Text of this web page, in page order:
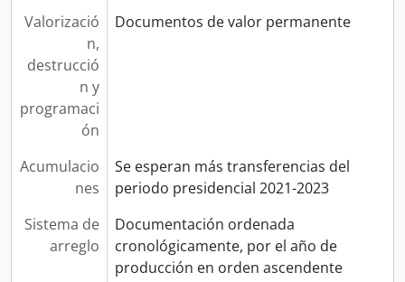
Valorizació
n,
destrucció
n y
programaci
ón
Documentos de valor permanente
Acumulacio
nes
Se esperan más transferencias del
periodo presidencial 2021-2023
Sistema de
arreglo
Documentación ordenada
cronológicamente, por el año de
producción en orden ascendente